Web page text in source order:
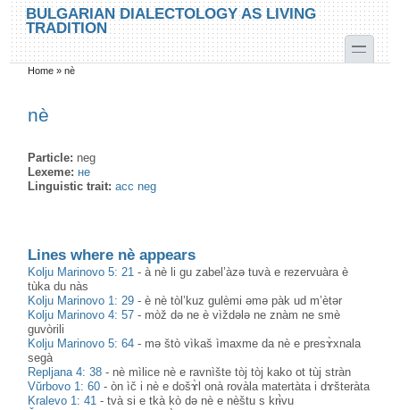
Skip to main content
Skip to search
BULGARIAN DIALECTOLOGY AS LIVING
TRADITION
toggle
You are here
Home »nè
nè
Particle: neg
Lexeme: не
Linguistic trait:acc neg
Lines where nè appears
Kolju Marinovo 5: 21 -à nè li gu zabel’àzə tuvà e rezervuàra è
tùka du nàs
Kolju Marinovo 1: 29 -è nè tòl’kuz gulèmi əmə pàk ud m’ètər
Kolju Marinovo 4: 57 - mòž də ne è vìždələ ne znàm ne smè
guvòrili
Kolju Marinovo 5: 64 - mə štò vìkaš ìmaxme da nè e presɤ̀xnala
segà
Repljana 4: 38 - nè mìlice nè e ravnìšte tòj tòj kako ot tùj stràn
Vŭrbovo 1: 60 -òn ìč i nè e došɤ̀l onà rovàla matertàta i dɤšteràta
Kralevo 1: 41 -tvà si e tkà kò də nè e nèštu s krɨ̀vu